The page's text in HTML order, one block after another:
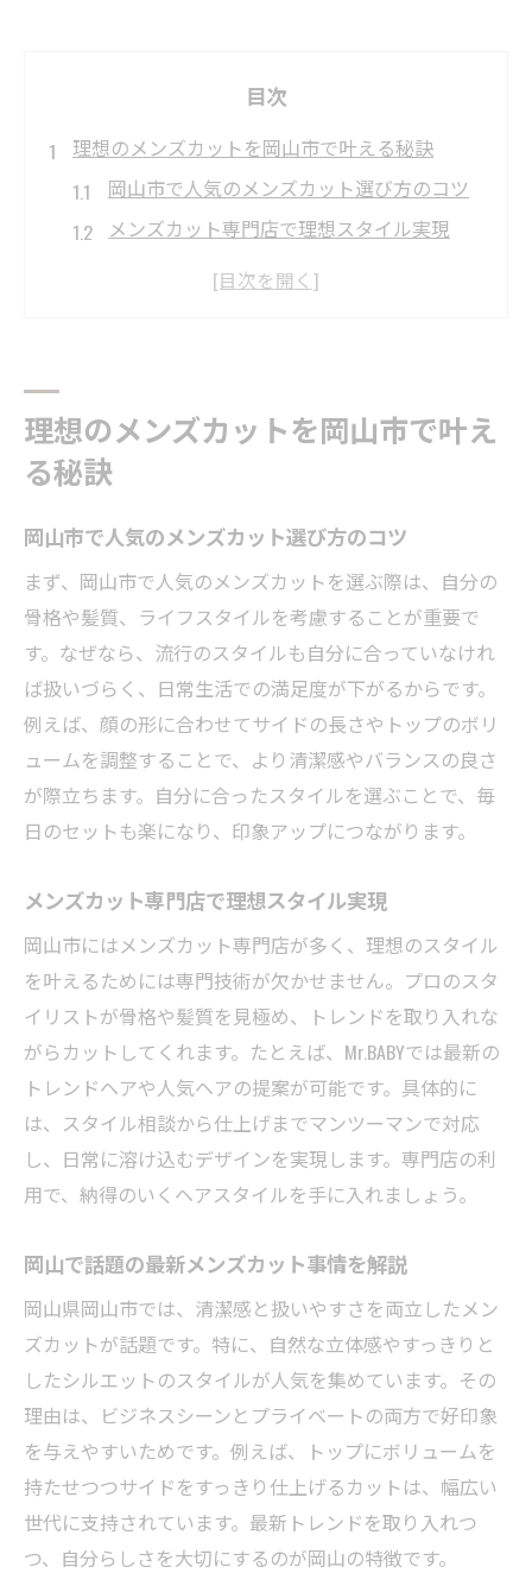
目次
理想のメンズカットを岡山市で叶える秘訣
岡山市で人気のメンズカット選び方のコツ
メンズカット専門店で理想スタイル実現
岡山で話題の最新メンズカット事情を解説
方法
トレンドヘアも叶うメンズカット体験談紹
トレンド感あるメンズカットが注目される理由
メンズカットで叶う自然体トレンドヘアの
魅力
岡山のメンズカット人気が高まる背景とは
トレンドヘアを取り入れたメンズカット体
験談
清潔感を意識したメンズカットのポイント
解説
岡山市で選ばれるメンズカット専門店の特
例
岡山市で人気上昇中のメンズカット事情
岡山メンズカット人気の理由と選び方の工
専門店で叶う理想のメンズカット体験を紹
介
メンズカットとパーマの組み合わせが注目
選び方
トレンドを抑えたメンズカットの魅力を解
説
口コミで話題のメンズカット専門店の特徴
清潔感と扱いやすさ重視のメンズヘア選び
清潔感が際立つ岡山市のメンズカット提案
扱いやすさ重視のメンズカット選び方ガイ
ド
理想のメンズカットを岡山市で叶え
る秘訣
岡山市で人気のメンズカット選び方のコツ
まず、岡山市で人気のメンズカットを選ぶ際は、自分の
骨格や髪質、ライフスタイルを考慮することが重要で
す。なぜなら、流行のスタイルも自分に合っていなけれ
ば扱いづらく、日常生活での満足度が下がるからです。
例えば、顔の形に合わせてサイドの長さやトップのボリ
ュームを調整することで、より清潔感やバランスの良さ
が際立ちます。自分に合ったスタイルを選ぶことで、毎
日のセットも楽になり、印象アップにつながります。
メンズカット専門店で理想スタイル実現
岡山市にはメンズカット専門店が多く、理想のスタイル
を叶えるためには専門技術が欠かせません。プロのスタ
イリストが骨格や髪質を見極め、トレンドを取り入れな
がらカットしてくれます。たとえば、Mr.BABYでは最新の
トレンドヘアや人気ヘアの提案が可能です。具体的に
は、スタイル相談から仕上げまでマンツーマンで対応
し、日常に溶け込むデザインを実現します。専門店の利
用で、納得のいくヘアスタイルを手に入れましょう。
岡山で話題の最新メンズカット事情を解説
岡山県岡山市では、清潔感と扱いやすさを両立したメン
ズカットが話題です。特に、自然な立体感やすっきりと
したシルエットのスタイルが人気を集めています。その
理由は、ビジネスシーンとプライベートの両方で好印象
を与えやすいためです。例えば、トップにボリュームを
持たせつつサイドをすっきり仕上げるカットは、幅広い
世代に支持されています。最新トレンドを取り入れつ
つ、自分らしさを大切にするのが岡山の特徴です。